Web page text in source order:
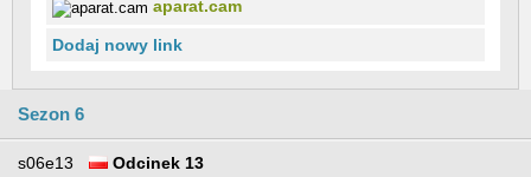
aparat.cam
Dodaj nowy link
Sezon 6
s06e13 Odcinek 13